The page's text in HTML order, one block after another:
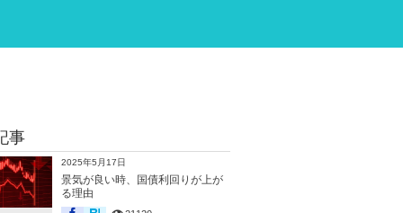
事
2025年5月17日
景気が良い時、国債利回りが上が
る理由